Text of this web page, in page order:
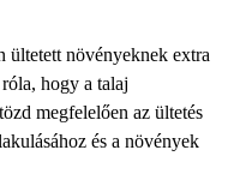
ültetett növényeknek extra
hogy a talaj
megfelelően az ültetés
és a növények